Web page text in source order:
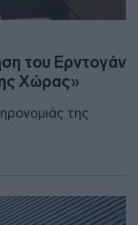
του Ερντογάν
Χώρας»
της